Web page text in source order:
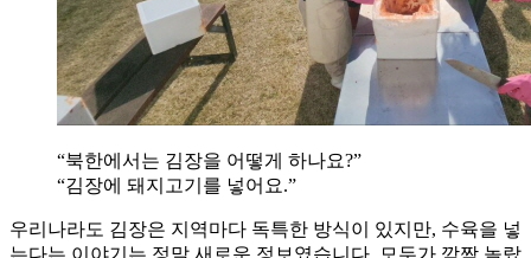
“북한에서는 김장을 어떻게 하나요?”
“김장에 돼지고기를 넣어요.”
우리나라도 김장은 지역마다 독특한 방식이 있지만, 수육을 넣
는다는 이야기는 정말 새로운 정보였습니다. 모두가 깜짝 놀랐